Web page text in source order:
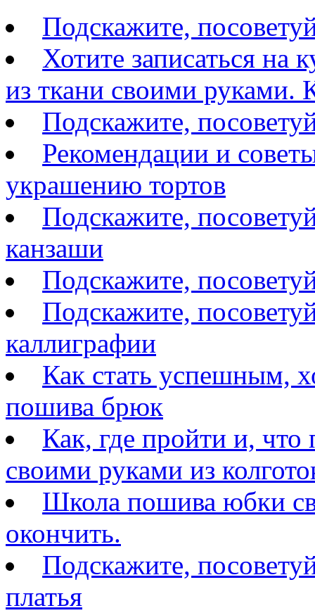
Подскажите,
Хотите записаться на
из ткани своими руками.
Подскажите,
Рекомендации и
украшению тортов
Подскажите,
канзаши
Подскажите,
Подскажите,
каллиграфии
Как стать успешным,
пошива брюк
Как, где пройти и,
своими руками из
Школа пошива юбки
окончить.
Подскажите,
платья